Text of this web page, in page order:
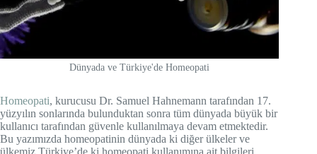
Dünyada ve Türkiye'de Homeopati
Homeopati, kurucusu Dr. Samuel Hahnemann tarafından 17.
yüzyılın sonlarında bulunduktan sonra tüm dünyada büyük bir
kullanıcı tarafından güvenle kullanılmaya devam etmektedir.
Bu yazımızda homeopatinin dünyada ki diğer ülkeler ve